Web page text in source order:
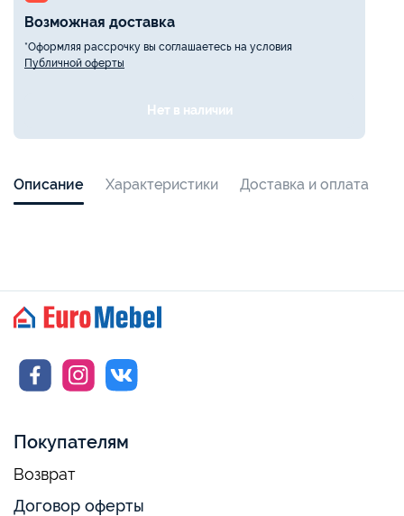
Возможная доставка
*Оформляя рассрочку вы соглашаетесь на условия
Публичной оферты
Нет в наличии
Описание Характеристики Доставка и оплата
Покупателям
Возврат
Договор оферты